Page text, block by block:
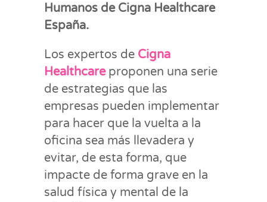
Humanos de Cigna Healthcare
España.
Los expertos de Cigna
Healthcareproponen una serie
de estrategias que las
empresas pueden implementar
para hacer que la vuelta a la
oficina sea más llevadera y
evitar, de esta forma, que
impacte de forma grave en la
salud física y mental de la